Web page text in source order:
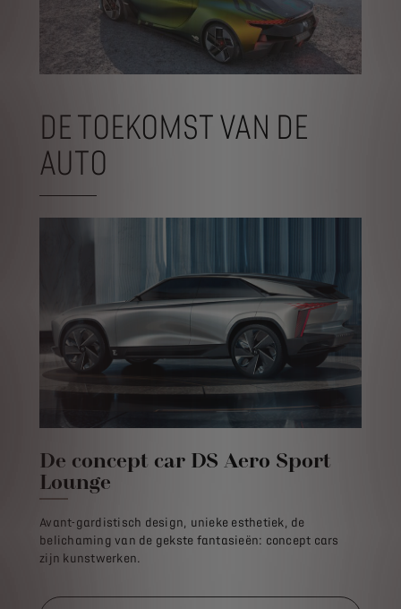
DE TOEKOMST VAN DE
AUTO
De concept car DS Aero Sport
Lounge
Avant-gardistisch design, unieke esthetiek, de
belichaming van de gekste fantasieën: concept cars
zijn kunstwerken.